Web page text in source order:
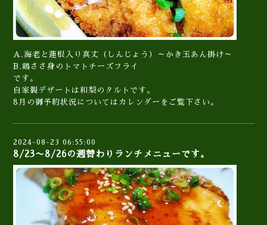
A.海老と蓮根入り真丈（しんじょう）～かき玉あん掛け～
B.鶏ささ身のトマトチーズフライ
です。
自家製デザートは和梨のタルトです。
8月の御予約状況についてはカレンダーをご覧下さい。
2024-08-23 06:55:00
8/23〜8/26の週替わりランチメニューです。